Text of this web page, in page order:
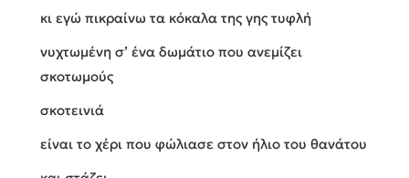
κι εγώ πικραίνω τα κόκαλα της γης τυφλή
νυχτωμένη σ’ ένα δωμάτιο που ανεμίζει
σκοτωμούς
σκοτεινιά
είναι το χέρι που φώλιασε στον ήλιο του θανάτου